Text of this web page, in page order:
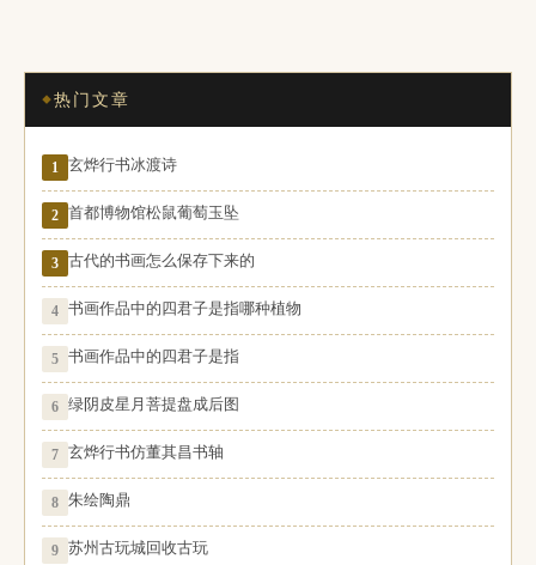
热门文章
1 玄烨行书冰渡诗
2 首都博物馆松鼠葡萄玉坠
3 古代的书画怎么保存下来的
4 书画作品中的四君子是指哪种植物
5 书画作品中的四君子是指
6 绿阴皮星月菩提盘成后图
7 玄烨行书仿董其昌书轴
8 朱绘陶鼎
9 苏州古玩城回收古玩